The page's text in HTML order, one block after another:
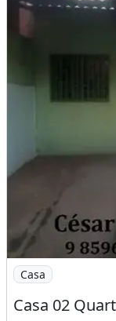
Imagem: Casa
Casa